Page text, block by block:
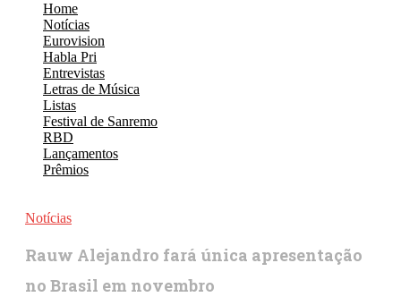
Home
Notícias
Eurovision
Habla Pri
Entrevistas
Letras de Música
Listas
Festival de Sanremo
RBD
Lançamentos
Prêmios
Notícias
Rauw Alejandro fará única apresentação
no Brasil em novembro